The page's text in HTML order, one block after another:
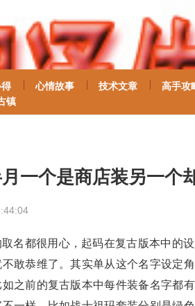
心情故事 技术文章
高手攻
镇
一个是商店装另一个
名都很用心，起码在复古版本中的
敢恭维了。其实单从这个名字设定
之前的复古版本中每件装备名字都